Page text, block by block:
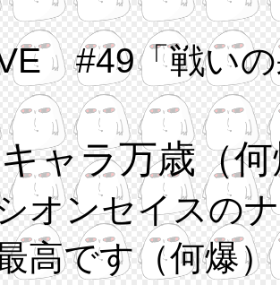
#49「戦いの
ャラ万歳（
オンセイスの
高です（何爆）